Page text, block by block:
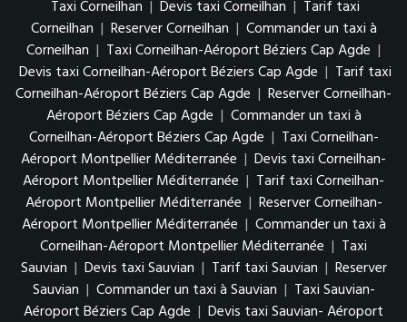
Taxi Corneilhan | Devis taxi Corneilhan | Tarif taxi
Corneilhan | Reserver Corneilhan | Commander un taxi à
Corneilhan | Taxi Corneilhan-Aéroport Béziers Cap Agde |
Devis taxi Corneilhan-Aéroport Béziers Cap Agde | Tarif taxi
Corneilhan-Aéroport Béziers Cap Agde | Reserver Corneilhan-
Aéroport Béziers Cap Agde | Commander un taxi à
Corneilhan-Aéroport Béziers Cap Agde | Taxi Corneilhan-
Aéroport Montpellier Méditerranée | Devis taxi Corneilhan-
Aéroport Montpellier Méditerranée | Tarif taxi Corneilhan-
Aéroport Montpellier Méditerranée | Reserver Corneilhan-
Aéroport Montpellier Méditerranée | Commander un taxi à
Corneilhan-Aéroport Montpellier Méditerranée | Taxi
Sauvian | Devis taxi Sauvian | Tarif taxi Sauvian | Reserver
Sauvian | Commander un taxi à Sauvian | Taxi Sauvian-
Aéroport Béziers Cap Agde | Devis taxi Sauvian- Aéroport